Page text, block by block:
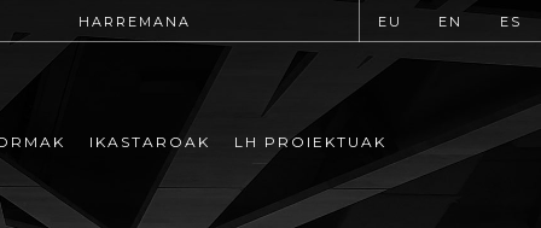
HARREMANA EU EN ES
IKASTAROAK LH PROIEKTUAK